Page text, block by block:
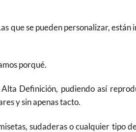
que se pueden personalizar, están
porqué.
Definición, pudiendo así
y sin apenas tacto.
sudaderas o cualquier tipo